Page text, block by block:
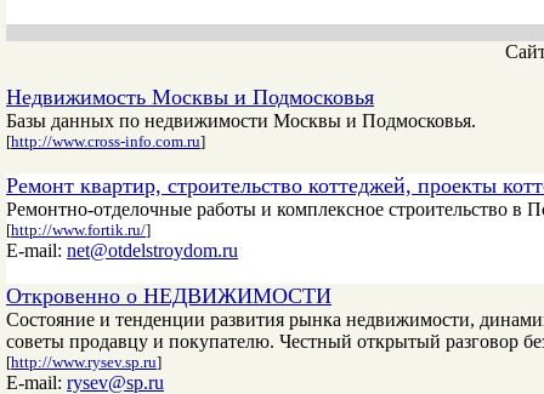
Недвижимость Москвы и Подмосковья
Базы данных по недвижимости Москвы и Подмосковья.
[http://www.cross-info.com.ru]
Ремонт квартир, строительство коттеджей, проекты
Ремонтно-отделочные работы и комплексное строительство в
[http://www.fortik.ru/]
E-mail: net@otdelstroydom.ru
Откровенно о НЕДВИЖИМОСТИ
Cостояние и тенденции развития рынка недвижимости,
советы продавцу и покупателю. Честный открытый разговор
[http://www.rysev.sp.ru]
E-mail: rysev@sp.ru